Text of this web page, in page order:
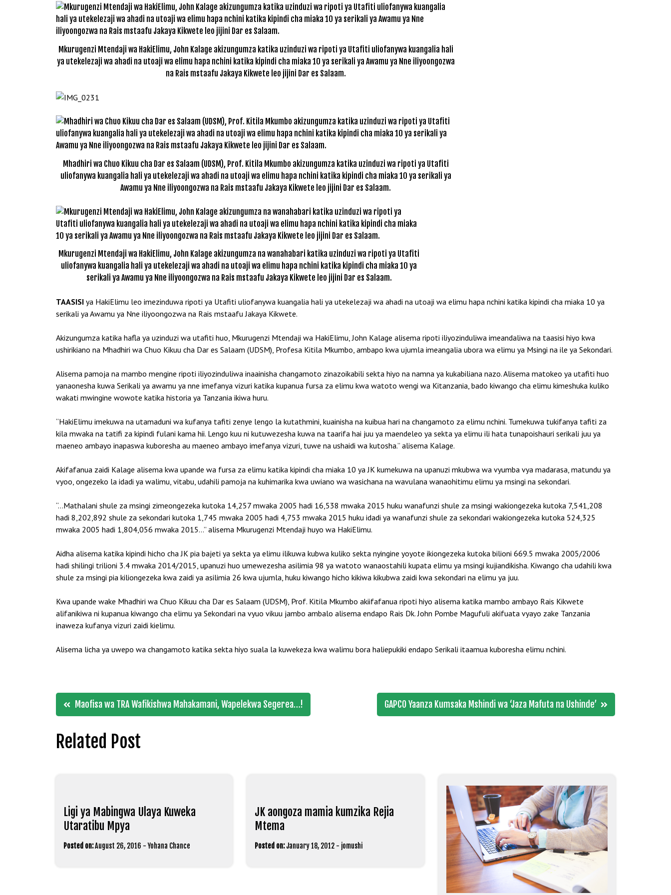
Mkurugenzi Mtendaji wa HakiElimu, John Kalage akizungumza katika uzinduzi wa ripoti ya Utafiti uliofanywa kuangalia hali
ya utekelezaji wa ahadi na utoaji wa elimu hapa nchini katika kipindi cha miaka 10 ya serikali ya Awamu ya Nne iliyoongozwa
na Rais mstaafu Jakaya Kikwete leo jijini Dar es Salaam.
Mhadhiri wa Chuo Kikuu cha Dar es Salaam (UDSM), Prof. Kitila Mkumbo akizungumza katika uzinduzi wa ripoti ya Utafiti
uliofanywa kuangalia hali ya utekelezaji wa ahadi na utoaji wa elimu hapa nchini katika kipindi cha miaka 10 ya serikali ya
Awamu ya Nne iliyoongozwa na Rais mstaafu Jakaya Kikwete leo jijini Dar es Salaam.
Mkurugenzi Mtendaji wa HakiElimu, John Kalage akizungumza na wanahabari katika uzinduzi wa ripoti ya Utafiti
uliofanywa kuangalia hali ya utekelezaji wa ahadi na utoaji wa elimu hapa nchini katika kipindi cha miaka 10 ya
serikali ya Awamu ya Nne iliyoongozwa na Rais mstaafu Jakaya Kikwete leo jijini Dar es Salaam.
TAASISI ya HakiElimu leo imezinduwa ripoti ya Utafiti uliofanywa kuangalia hali ya utekelezaji wa ahadi na utoaji wa elimu hapa nchini katika kipindi cha miaka 10 ya
serikali ya Awamu ya Nne iliyoongozwa na Rais mstaafu Jakaya Kikwete.
Akizungumza katika hafla ya uzinduzi wa utafiti huo, Mkurugenzi Mtendaji wa HakiElimu, John Kalage alisema ripoti iliyozinduliwa imeandaliwa na taasisi hiyo kwa
ushirikiano na Mhadhiri wa Chuo Kikuu cha Dar es Salaam (UDSM), Profesa Kitila Mkumbo, ambapo kwa ujumla imeangalia ubora wa elimu ya Msingi na ile ya Sekondari.
Alisema pamoja na mambo mengine ripoti iliyozinduliwa inaainisha changamoto zinazoikabili sekta hiyo na namna ya kukabiliana nazo. Alisema matokeo ya utafiti huo
yanaonesha kuwa Serikali ya awamu ya nne imefanya vizuri katika kupanua fursa za elimu kwa watoto wengi wa Kitanzania, bado kiwango cha elimu kimeshuka kuliko
wakati mwingine wowote katika historia ya Tanzania ikiwa huru.
“HakiElimu imekuwa na utamaduni wa kufanya tafiti zenye lengo la kutathmini, kuainisha na kuibua hari na changamoto za elimu nchini. Tumekuwa tukifanya tafiti za
kila mwaka na tatifi za kipindi fulani kama hii. Lengo kuu ni kutuwezesha kuwa na taarifa hai juu ya maendeleo ya sekta ya elimu ili hata tunapoishauri serikali juu ya
maeneo ambayo inapaswa kuboresha au maeneo ambayo imefanya vizuri, tuwe na ushaidi wa kutosha.” alisema Kalage.
Akifafanua zaidi Kalage alisema kwa upande wa fursa za elimu katika kipindi cha miaka 10 ya JK kumekuwa na upanuzi mkubwa wa vyumba vya madarasa, matundu ya
vyoo, ongezeko la idadi ya walimu, vitabu, udahili pamoja na kuhimarika kwa uwiano wa wasichana na wavulana wanaohitimu elimu ya msingi na sekondari.
“…Mathalani shule za msingi zimeongezeka kutoka 14,257 mwaka 2005 hadi 16,538 mwaka 2015 huku wanafunzi shule za msingi wakiongezeka kutoka 7,541,208
hadi 8,202,892 shule za sekondari kutoka 1,745 mwaka 2005 hadi 4,753 mwaka 2015 huku idadi ya wanafunzi shule za sekondari wakiongezeka kutoka 524,325
mwaka 2005 hadi 1,804,056 mwaka 2015…” alisema Mkurugenzi Mtendaji huyo wa HakiElimu.
Aidha alisema katika kipindi hicho cha JK pia bajeti ya sekta ya elimu ilikuwa kubwa kuliko sekta nyingine yoyote ikiongezeka kutoka bilioni 669.5 mwaka 2005/2006
hadi shilingi trilioni 3.4 mwaka 2014/2015, upanuzi huo umewezesha asilimia 98 ya watoto wanaostahili kupata elimu ya msingi kujiandikisha. Kiwango cha udahili kwa
shule za msingi pia kiliongezeka kwa zaidi ya asilimia 26 kwa ujumla, huku kiwango hicho kikiwa kikubwa zaidi kwa sekondari na elimu ya juu.
Kwa upande wake Mhadhiri wa Chuo Kikuu cha Dar es Salaam (UDSM), Prof. Kitila Mkumbo akiifafanua ripoti hiyo alisema katika mambo ambayo Rais Kikwete
alifanikiwa ni kupanua kiwango cha elimu ya Sekondari na vyuo vikuu jambo ambalo alisema endapo Rais Dk. John Pombe Magufuli akifuata vyayo zake Tanzania
inaweza kufanya vizuri zaidi kielimu.
Alisema licha ya uwepo wa changamoto katika sekta hiyo suala la kuwekeza kwa walimu bora haliepukiki endapo Serikali itaamua kuboresha elimu nchini.
Post
navigation
Maofisa wa TRA Wafikishwa Mahakamani, Wapelekwa Segerea…! GAPCO Yaanza Kumsaka Mshindi wa ‘Jaza Mafuta na Ushinde’
Related Post
Ligi ya Mabingwa Ulaya Kuweka
Utaratibu Mpya
Posted on:August 26, 2016 -Yohana Chance
JK aongoza mamia kumzika Rejia
Mtema
Posted on: January 18, 2012 - jomushi